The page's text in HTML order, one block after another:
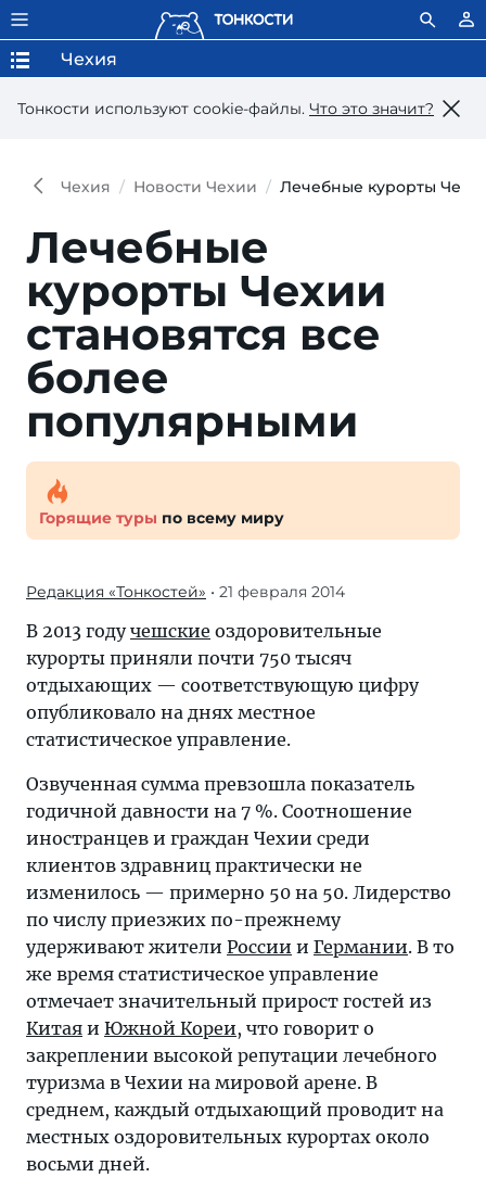
Тонкости используют сookie-файлы. Что это значит?
Чехия
Чехия Новости Чехии Лечебные курорты
Лечебные
курорты Чехии
становятся все
более
популярными
Горящие туры по всему миру
Редакция «Тонкостей» • 21 февраля 2014
В 2013 годучешские оздоровительные
курорты приняли почти 750 тысяч
отдыхающих — соответствующую цифру
опубликовало на днях местное
статистическое управление.
Озвученная сумма превзошла показатель
годичной давности на 7 %. Соотношение
иностранцев и граждан Чехии среди
клиентов здравниц практически не
изменилось — примерно 50 на 50. Лидерство
по числу приезжих по-прежнему
удерживают жители России и Германии. В то
же время статистическое управление
отмечает значительный прирост гостей из
Китая и Южной Кореи, что говорит о
закреплении высокой репутации лечебного
туризма в Чехии на мировой арене. В
среднем, каждый отдыхающий проводит на
местных оздоровительных курортах около
восьми дней.